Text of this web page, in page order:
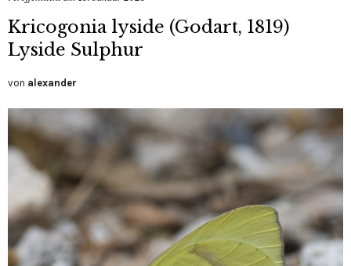
Kricogonia lyside (Godart, 1819)
Lyside Sulphur
von alexander